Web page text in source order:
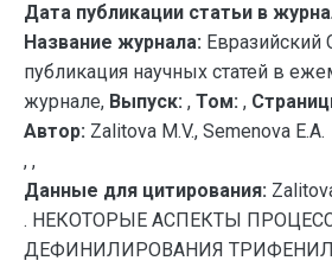
Дата публикации статьи в
Название журнала:
публикация научных статей в
журнале, Выпуск: , Том: ,
Автор: Zalitova M.V., Semenova E.A.
, ,
Данные для цитирования:
. НЕКОТОРЫЕ АСПЕКТЫ
ДЕФИНИЛИРОВАНИЯ